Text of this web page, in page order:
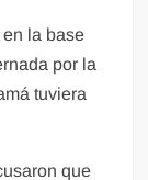
la base
por la
tuviera
que